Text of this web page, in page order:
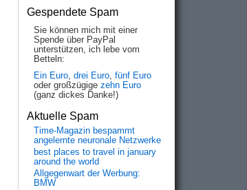
Gespendete Spam
Sie können mich mit einer
Spende über PayPal
unterstützen, ich lebe vom
Betteln:
Ein Euro, drei Euro, fünf Euro
oder großzügige zehn Euro
(ganz dickes Danke!)
Aktuelle Spam
Time-Magazin bespammt
angelernte neuronale Netzwerke
best places to travel in january
around the world
Allgegenwart der Werbung:
BMW